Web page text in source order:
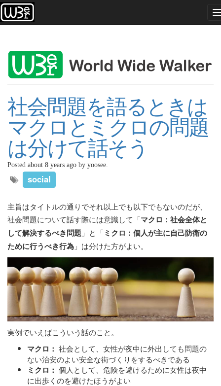
社会問題を語るときは
マクロとミクロの問題
は分けて話そう
Posted about 8 years ago by yoosee.
social
主旨はタイトルの通りでそれ以上でも以下でもないのだが、
社会問題について話す際には意識して「マクロ：社会全体と
して解決するべき問題 」と「ミクロ：個人が主に自己防衛の
ために行うべき行為 」は分けた方がよい。
実例でいえばこういう話のこと。
マクロ： 社会として、女性が夜中に外出しても問題の
ない治安のよい安全な街づくりをするべきである
ミクロ： 個人として、危険を避けるために女性は夜中
に出歩くのを避けたほうがよい